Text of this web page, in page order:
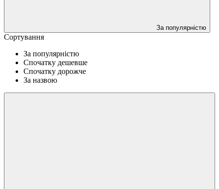
За популярністю
Сортування
За популярністю
Спочатку дешевше
Спочатку дорожче
За назвою